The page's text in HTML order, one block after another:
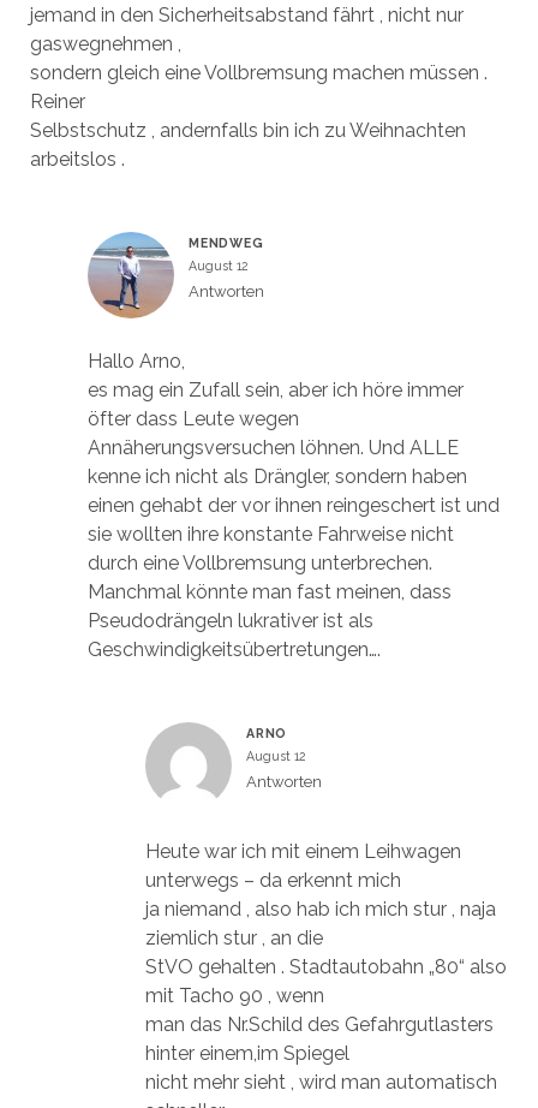
jemand in den Sicherheitsabstand fährt , nicht nur
gaswegnehmen ,
sondern gleich eine Vollbremsung machen müssen .
Reiner
Selbstschutz , andernfalls bin ich zu Weihnachten
arbeitslos .
MENDWEG
August 12
Antworten
Hallo Arno,
es mag ein Zufall sein, aber ich höre immer
öfter dass Leute wegen
Annäherungsversuchen löhnen. Und ALLE
kenne ich nicht als Drängler, sondern haben
einen gehabt der vor ihnen reingeschert ist und
sie wollten ihre konstante Fahrweise nicht
durch eine Vollbremsung unterbrechen.
Manchmal könnte man fast meinen, dass
Pseudodrängeln lukrativer ist als
Geschwindigkeitsübertretungen….
ARNO
August 12
Antworten
Heute war ich mit einem Leihwagen
unterwegs – da erkennt mich
ja niemand , also hab ich mich stur , naja
ziemlich stur , an die
StVO gehalten . Stadtautobahn „80“ also
mit Tacho 90 , wenn
man das Nr.Schild des Gefahrgutlasters
hinter einem,im Spiegel
nicht mehr sieht , wird man automatisch